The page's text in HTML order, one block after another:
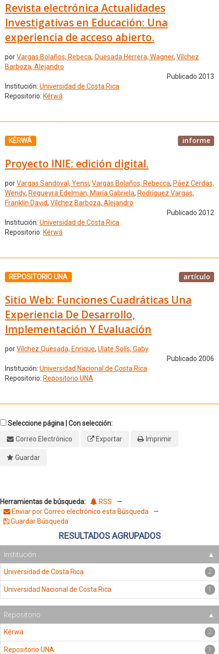
Revista electrónica Actualidades
Investigativas en Educación: Una
experiencia de acceso abierto.
porVargas Bolaños, Rebeca, Quesada Herrera, Wagner, Vílchez
Barboza, Alejandro
Publicado 2013
Institución: Universidad de Costa Rica
Repositorio: Kérwá
KÉRWÁ informe
Proyecto INIE: edición digital.
porVargas Sandoval, Yensi, Vargas Bolaños, Rebecca, Páez Cerdas,
Wendy, Regueyra Edelman, María Gabriela, Rodríguez Vargas,
Franklin David, Vílchez Barboza, Alejandro
Publicado 2012
Institución: Universidad de Costa Rica
Repositorio: Kérwá
REPOSITORIO UNA artículo
Sitio Web: Funciones Cuadráticas Una
Experiencia De Desarrollo,
Implementación Y Evaluación
porVílchez Quesada, Enrique, Ulate Solís, Gaby
Publicado 2006
Institución: Universidad Nacional de Costa Rica
Repositorio: Repositorio UNA
Seleccione página | Con selección:
Correo Electrónico
Exportar Imprimir
Guardar
Herramientas de búsqueda: RSS
—
Enviar por Correo electrónico esta Búsqueda
—
Guardar Búsqueda
RESULTADOS AGRUPADOS
Institución
Universidad de Costa Rica 2
Universidad Nacional de Costa Rica 1
Repositorio
Kérwá 2
Repositorio UNA 1